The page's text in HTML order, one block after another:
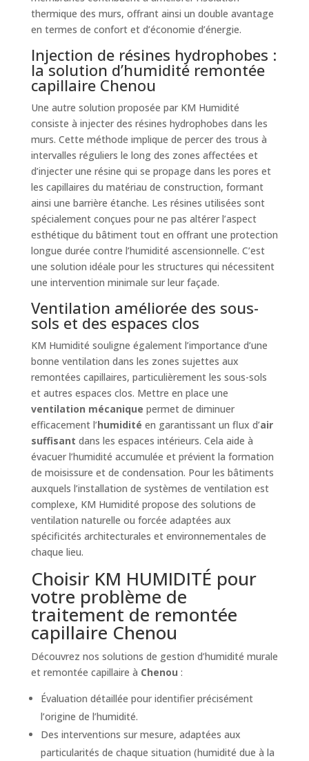
thermique des murs, offrant ainsi un double avantage
en termes de confort et d’économie d’énergie.
Injection de résines hydrophobes :
la solution d’humidité remontée
capillaire Chenou
Une autre solution proposée par KM Humidité
consiste à injecter des résines hydrophobes dans les
murs. Cette méthode implique de percer des trous à
intervalles réguliers le long des zones affectées et
d’injecter une résine qui se propage dans les pores et
les capillaires du matériau de construction, formant
ainsi une barrière étanche. Les résines utilisées sont
spécialement conçues pour ne pas altérer l’aspect
esthétique du bâtiment tout en offrant une protection
longue durée contre l’humidité ascensionnelle. C’est
une solution idéale pour les structures qui nécessitent
une intervention minimale sur leur façade.
Ventilation améliorée des sous-
sols et des espaces clos
KM Humidité souligne également l’importance d’une
bonne ventilation dans les zones sujettes aux
remontées capillaires, particulièrement les sous-sols
et autres espaces clos. Mettre en place une
ventilation mécanique permet de diminuer
efficacement l’humidité en garantissant un flux d’air
suffisant dans les espaces intérieurs. Cela aide à
évacuer l’humidité accumulée et prévient la formation
de moisissure et de condensation. Pour les bâtiments
auxquels l’installation de systèmes de ventilation est
complexe, KM Humidité propose des solutions de
ventilation naturelle ou forcée adaptées aux
spécificités architecturales et environnementales de
chaque lieu.
Choisir KM HUMIDITÉ pour
votre problème de
traitement de remontée
capillaire Chenou
Découvrez nos solutions de gestion d’humidité murale
et remontée capillaire à Chenou :
Évaluation détaillée pour identifier précisément
l’origine de l’humidité.
Des interventions sur mesure, adaptées aux
particularités de chaque situation (humidité due à la